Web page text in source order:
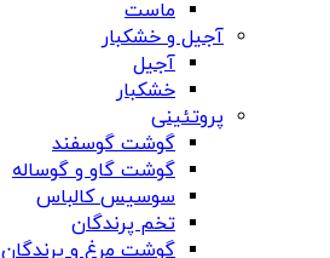
ماست
آجیل و خشکبار
آجیل
خشکبار
پروتئینی
گوشت گوسفند
گوشت گاو و گوساله
سوسیس کالباس
تخم پرندگان
گوشت مرغ و پرندگان